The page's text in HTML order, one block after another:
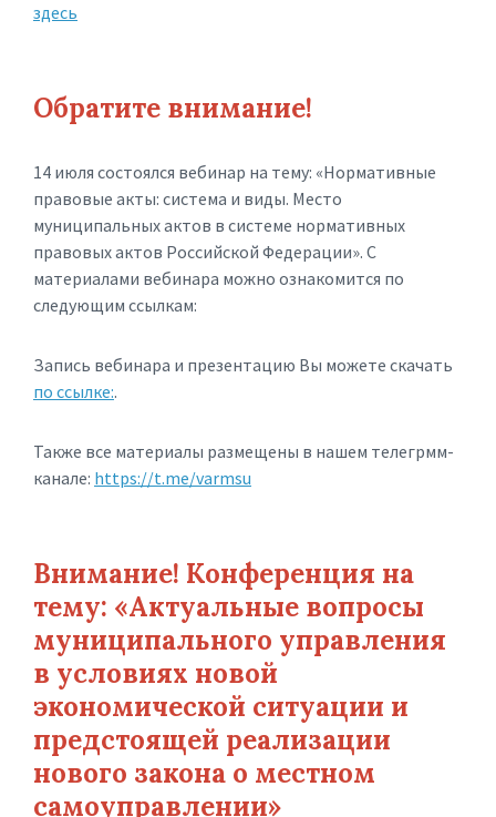
здесь
Обратите внимание!
14 июля состоялся вебинар на тему: «Нормативные
правовые акты: система и виды. Место
муниципальных актов в системе нормативных
правовых актов Российской Федерации». С
материалами вебинара можно ознакомится по
следующим ссылкам:
Запись вебинара и презентацию Вы можете скачать
по ссылке:.
Также все материалы размещены в нашем телегрмм-
канале: https://t.me/varmsu
Внимание! Конференция на
тему: «Актуальные вопросы
муниципального управления
в условиях новой
экономической ситуации и
предстоящей реализации
нового закона о местном
самоуправлении»